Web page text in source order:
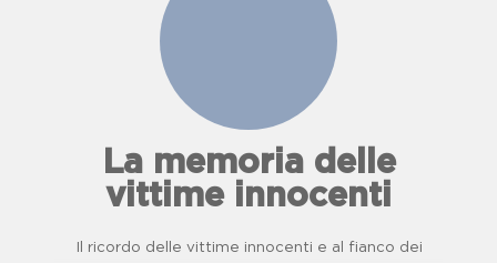
La memoria delle
vittime innocenti
Il ricordo delle vittime innocenti e al fianco dei